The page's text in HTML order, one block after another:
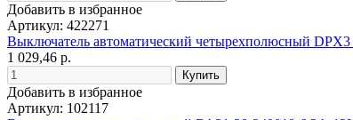
Добавить в избранное
Артикул: 422271
Выключатель автоматический четырехполюсный
1 029,46 р.
Добавить в избранное
Артикул: 102117